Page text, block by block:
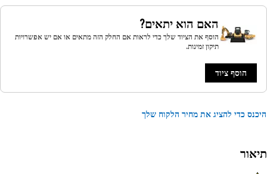
האם הוא יתאים?
הוסף את הציוד שלך כדי לראות אם החלק הזה מתאים או אם יש אפשרויות
תיקון זמינות.
הוסף ציוד
כדי להציג את מחיר הלקוח שלך